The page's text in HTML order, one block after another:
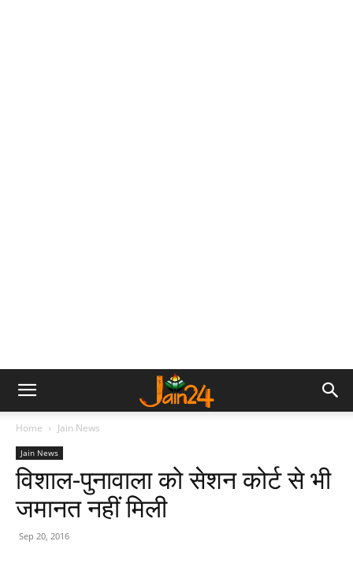
Home Jain News
Jain News
विशाल-पुनावाला को सेशन कोर्ट से भी
जमानत नहीं मिली
Sep 20, 2016